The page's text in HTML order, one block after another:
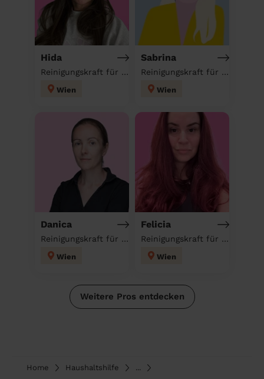
Hida
Reinigungskraft für deinen Haushalt
Wien
Sabrina
Reinigungskraft für deinen Haushalt
Wien
Danica
Reinigungskraft für deinen Haushalt
Wien
Felicia
Reinigungskraft für deinen Haushalt
Wien
Weitere Pros entdecken
Home Haushaltshilfe ...